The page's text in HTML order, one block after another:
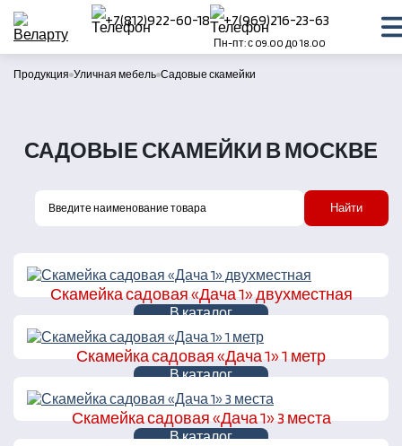
+7(812)922-60-18 +7(969)216-23-63
Пн-пт: с 09.00 до 18.00
Продукция Уличная мебель Садовые скамейки
САДОВЫЕ СКАМЕЙКИ В МОСКВЕ
Найти
Скамейка садовая «Дача 1» двухместная
В каталог
Скамейка садовая «Дача 1» 1 метр
В каталог
Скамейка садовая «Дача 1» 3 места
В каталог